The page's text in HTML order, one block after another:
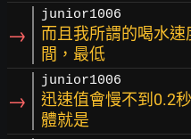
→
junior1006
而且我所謂的喝水
間，最低
→
junior1006
迅速值會慢不到0.2
體就是